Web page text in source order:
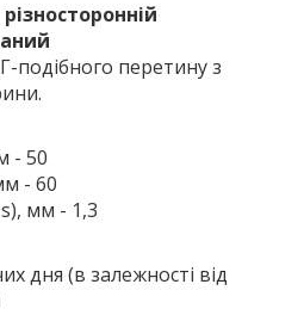
подібного перетину з
- 50
- 60
мм - 1,3
дня (в залежності від